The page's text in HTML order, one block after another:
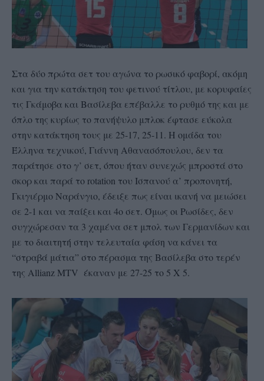
Στα δύο πρώτα σετ του αγώνα το ρωσικό φαβορί, ακόμη
και για την κατάκτηση του φετινού τίτλου, με κορυφαίες
τις Γκάμοβα και Βασίλεβα επέβαλλε το ρυθμό της και με
όπλο της κυρίως το πανήψυλο μπλοκ έφτασε εύκολα
στην κατάκτηση τους με 25-17, 25-11. Η ομάδα του
Έλληνα τεχνικού, Γιάννη Αθανασόπουλου, δεν τα
παράτησε στο γ’ σετ, όπου ήταν συνεχώς μπροστά στο
σκορ και παρά το rotation του Ισπανού α’ προπονητή,
Γκιγιέρμο Ναράνγιο, έδειξε πως είναι ικανή να μειώσει
σε 2-1 και να παίξει και 4ο σετ. Όμως οι Ρωσίδες, δεν
συγχώρεσαν τα 3 χαμένα σετ μπολ των Γερμανίδων και
με το διαιτητή στην τελευταία φάση να κάνει τα
“στραβά μάτια” στο πέρασμα της Βασίλεβα στο τερέν
της Allianz MTV έκαναν με 27-25 το 5 Χ 5.